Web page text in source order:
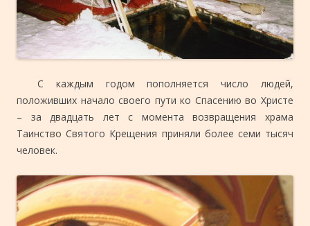
С каждым годом пополняется число людей,
положивших начало своего пути ко Спасению во Христе
– за двадцать лет с момента возвращения храма
Таинство Святого Крещения приняли более семи тысяч
человек.